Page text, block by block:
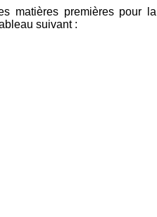
matières premières pour
suivant :